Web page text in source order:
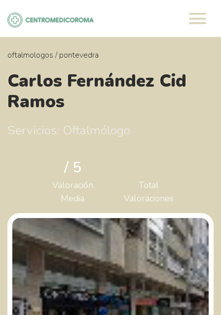
contenido
oftalmologos / pontevedra
Carlos Fernández Cid
Ramos
Servicios: Oftalmólogo
/ 5
Valoración
Media
Total
Valoraciones